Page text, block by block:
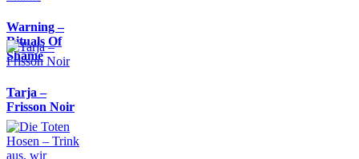
Warning –
Rituals Of
Shame
Tarja –
Frisson Noir